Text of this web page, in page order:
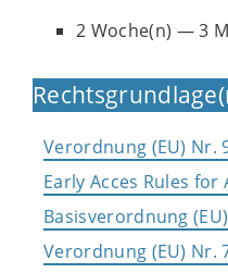
2 Woche(n) — 3
Verordnung (EU) Nr.
Early Acces Rules
Basisverordnung
Verordnung (EU) Nr.